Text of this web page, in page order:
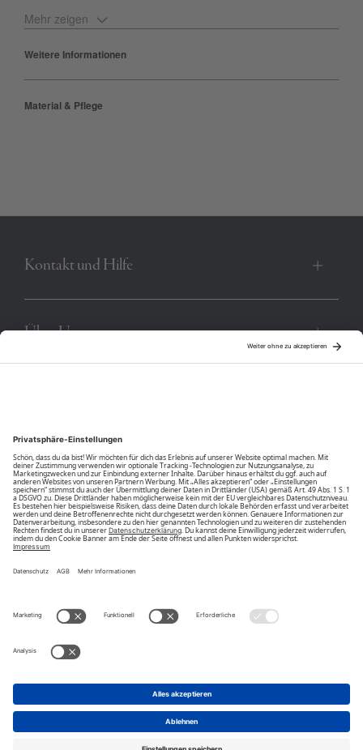
Du liebst Basics mit dem gewissen Etwas? Dann ist das Damen-
Mehr zeigen
Weitere Informationen
Material & Pflege
Kontakt und Hilfe
Über Uns
Unsere Vorteile
Unsere Partner
Bestellwiderruf